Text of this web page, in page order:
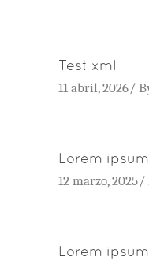
Test xml
11 abril, 2026
Lorem
12 marzo, 2025
Lorem